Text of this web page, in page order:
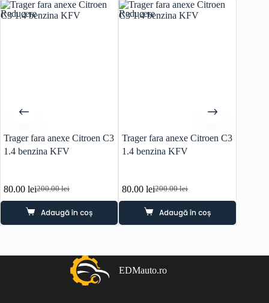
Reducere
Trager fara anexe Citroen C3
1.4 benzina KFV
200.00lei
Prețul
inițial
fost:
80.00 leiPrețul
curent
este:
80.00 lei.
Adaugă în coș
Reducere
Trager fara anexe Citroen C3
1.4 benzina KFV
200.00lei
Prețul
inițial
fost:
80.00leiPrețul
curent
este:
80.00 lei.
Adaugă în coș
EDMauto.ro